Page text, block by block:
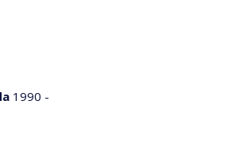
1990 -